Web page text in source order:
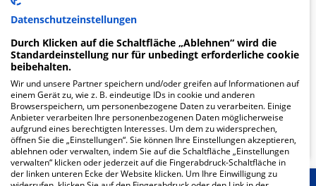
Beratung und Kontakt
KLINIKEN FINDEN
Datenschutzeinstellungen
Durch Klicken auf die Schaltfläche „Ablehnen“ wird die
Standardeinstellung nur für unbedingt erforderliche cookie
beibehalten.
Wir und unsere Partner speichern und/oder greifen auf Informationen auf
einem Gerät zu, wie z. B. eindeutige IDs in cookie und anderen
Browserspeichern, um personenbezogene Daten zu verarbeiten. Einige
Anbieter verarbeiten Ihre personenbezogenen Daten möglicherweise
aufgrund eines berechtigten Interesses. Um dem zu widersprechen,
öffnen Sie die „Einstellungen“. Sie können Ihre Einstellungen akzeptieren,
ablehnen oder verwalten, indem Sie auf die Schaltfläche „Einstellungen
verwalten“ klicken oder jederzeit auf die Fingerabdruck-Schaltfläche in
der linken unteren Ecke der Website klicken. Um Ihre Einwilligung zu